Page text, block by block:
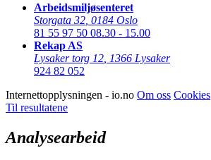
Arbeidsmiljøsenteret
Storgata 32 0184 Oslo
81 55 97 50 08.30 - 15.00
Rekap AS
Lysaker torg 12 1366 Lysaker
924 82 052
Internettopplysningen - io.no Om oss Cookies
Til resultatene
Analysearbeid